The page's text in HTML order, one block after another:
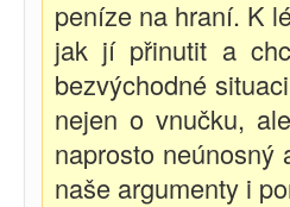
peníze na hraní. K
jak jí přinutit a
bezvýchodné
nejen o vnučku,
naprosto
naše argumenty i